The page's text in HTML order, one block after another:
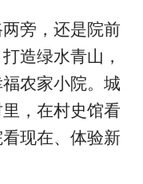
旁，还是院前
造绿水青山，
农家小院。城
，在村史馆看
现在、体验新